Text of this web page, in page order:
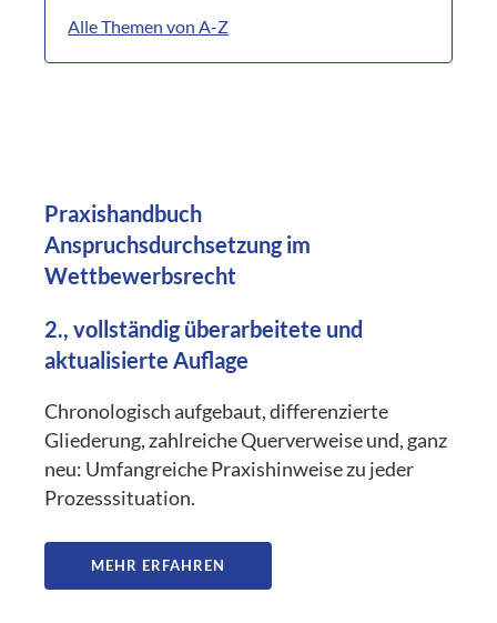
Alle Themen von A-Z
Praxishandbuch
Anspruchsdurchsetzung im
Wettbewerbsrecht
2., vollständig überarbeitete und
aktualisierte Auflage
Chronologisch aufgebaut, differenzierte
Gliederung, zahlreiche Querverweise und, ganz
neu: Umfangreiche Praxishinweise zu jeder
Prozesssituation.
MEHR ERFAHREN